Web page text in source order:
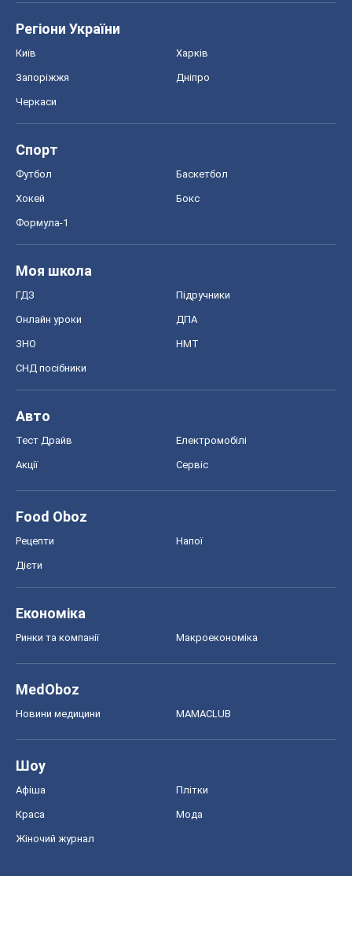
Регіони України
Київ Харків
Запоріжжя Дніпро
Черкаси
Спорт
Футбол Баскетбол
Хокей Бокс
Формула-1
Моя школа
ГДЗ Підручники
Онлайн уроки ДПА
ЗНО НМТ
СНД посібники
Авто
Тест Драйв Електромобілі
Акції Сервіс
Food Oboz
Рецепти Напої
Дієти
Економіка
Ринки та компанії Макроекономіка
MedOboz
Новини медицини MAMACLUB
Шоу
Афіша Плітки
Краса Мода
Жіночий журнал